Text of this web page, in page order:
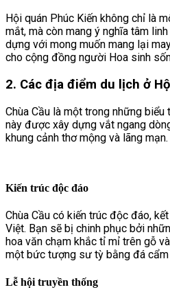
Hội quán Phúc Kiến không chỉ là
mắt, mà còn mang ý nghĩa tâm
dựng với mong muốn mang lại
cho cộng đồng người Hoa sinh
2. Các địa điểm du lịch ở
Chùa Cầu là một trong những
này được xây dựng vắt ngang
khung cảnh thơ mộng và lãng mạn.
Kiến trúc độc đáo
Chùa Cầu có kiến trúc độc đáo,
Việt. Bạn sẽ bị chinh phục bởi
hoa văn chạm khắc tỉ mỉ trên gỗ
một bức tượng sư tỳ bằng đá cẩm
Lễ hội truyền thống